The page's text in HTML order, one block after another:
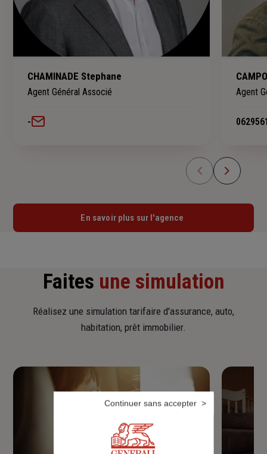
CHAMINADE Stephane
Agent Général Associé
-
Agent
En savoir plus sur l'agence
Faites une simulation
Réalisez une simulation tarifaire d'assurance, auto,
habitation, prêt immobilier.
Continuer sans accepter